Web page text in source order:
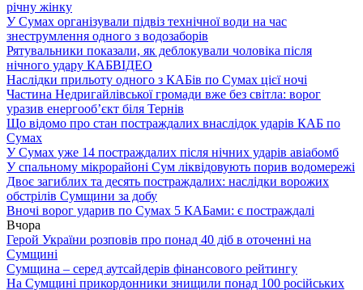
річну жінку
У Сумах організували підвіз технічної води на час
знеструмлення одного з водозаборів
Рятувальники показали, як деблокували чоловіка після
нічного удару КАБВІДЕО
Наслідки прильоту одного з КАБів по Сумах цієї ночі
Частина Недригайлівської громади вже без світла: ворог
уразив енергооб’єкт біля Тернів
Що відомо про стан постраждалих внаслідок ударів КАБ по
Сумах
У Сумах уже 14 постраждалих після нічних ударів авіабомб
У спальному мікрорайоні Сум ліквідовують порив водомережі
Двоє загиблих та десять постраждалих: наслідки ворожих
обстрілів Сумщини за добу
Вночі ворог ударив по Сумах 5 КАБами: є постраждалі
Вчора
Герой України розповів про понад 40 діб в оточенні на
Сумщині
Сумщина – серед аутсайдерів фінансового рейтингу
На Сумщині прикордонники знищили понад 100 російських